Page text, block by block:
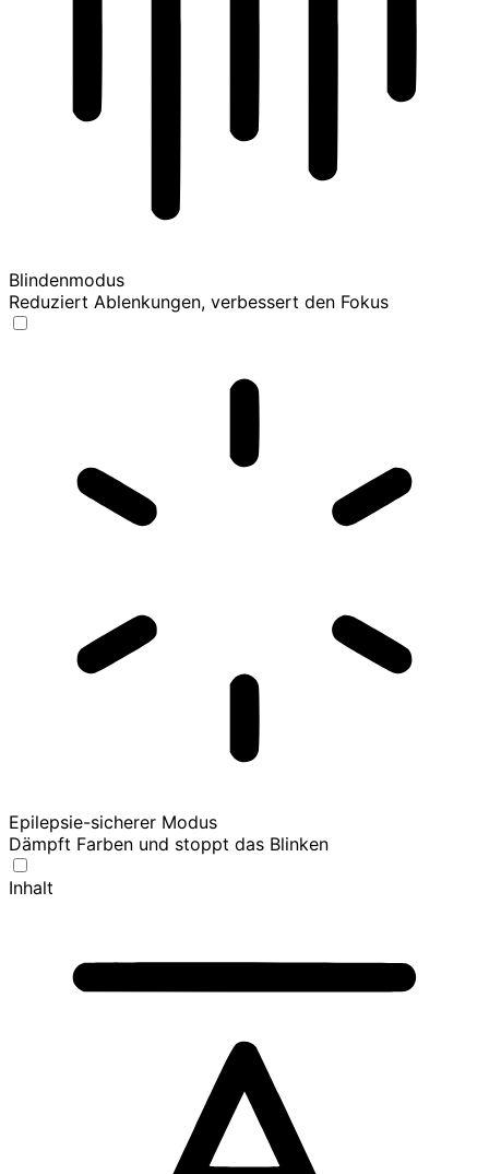
Blindenmodus
Reduziert Ablenkungen, verbessert den Fokus
Epilepsie-sicherer Modus
Dämpft Farben und stoppt das Blinken
Inhalt